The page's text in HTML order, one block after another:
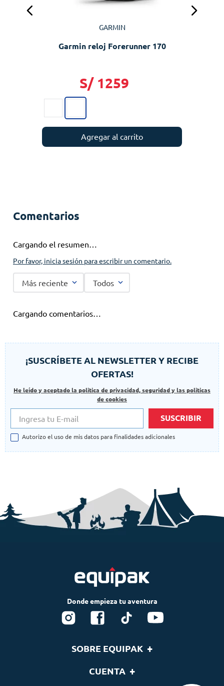
GARMIN
Garmin reloj Forerunner 170
S/ 1259
Agregar al carrito
Comentarios
Cargando el resumen…
Por favor, inicia sesión para escribir un comentario.
Más reciente Todos
Cargando comentarios…
¡SUSCRÍBETE AL NEWSLETTER Y RECIBE
OFERTAS!
He leído y aceptado la politica de privacidad, seguridad y las politicas
de cookies
SUSCRIBIR
Autorizo el uso de mis datos para finalidades adicionales
SOBRE EQUIPAK +
CUENTA +